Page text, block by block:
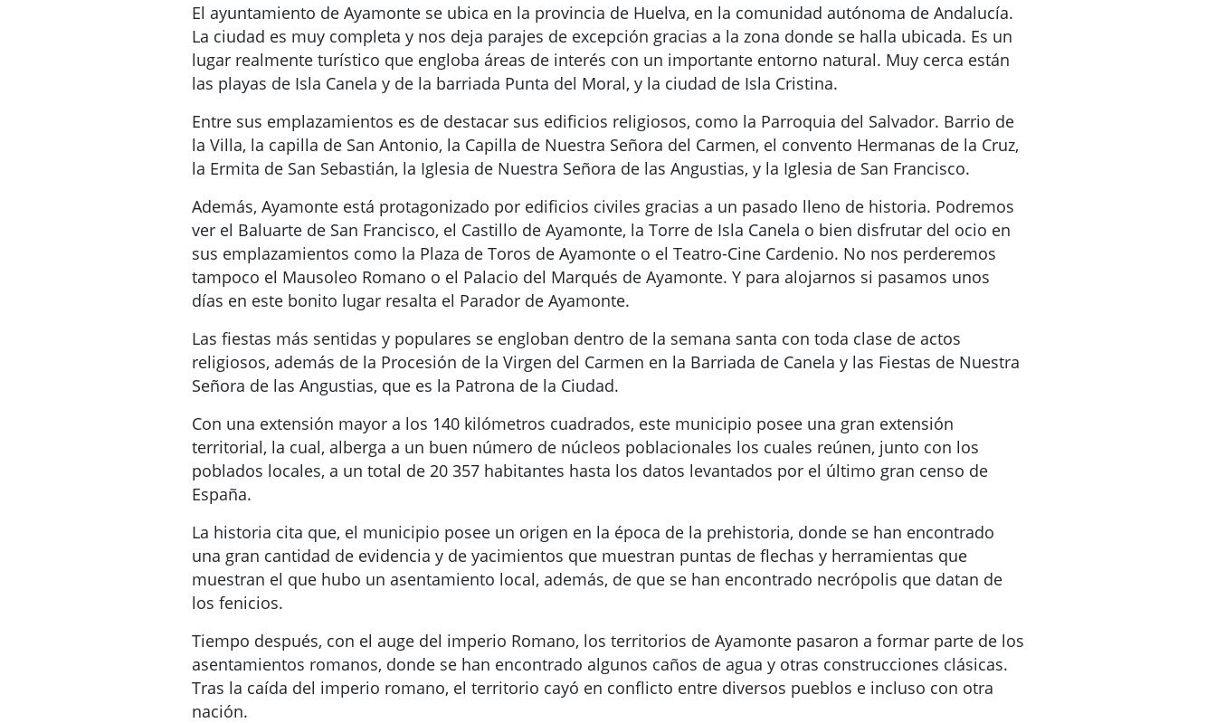
El ayuntamiento de Ayamonte se ubica en la provincia de Huelva, en la comunidad autónoma de Andalucía.
La ciudad es muy completa y nos deja parajes de excepción gracias a la zona donde se halla ubicada. Es un
lugar realmente turístico que engloba áreas de interés con un importante entorno natural. Muy cerca están
las playas de Isla Canela y de la barriada Punta del Moral, y la ciudad de Isla Cristina.
Entre sus emplazamientos es de destacar sus edificios religiosos, como la Parroquia del Salvador. Barrio de
la Villa, la capilla de San Antonio, la Capilla de Nuestra Señora del Carmen, el convento Hermanas de la Cruz,
la Ermita de San Sebastián, la Iglesia de Nuestra Señora de las Angustias, y la Iglesia de San Francisco.
Además, Ayamonte está protagonizado por edificios civiles gracias a un pasado lleno de historia. Podremos
ver el Baluarte de San Francisco, el Castillo de Ayamonte, la Torre de Isla Canela o bien disfrutar del ocio en
sus emplazamientos como la Plaza de Toros de Ayamonte o el Teatro-Cine Cardenio. No nos perderemos
tampoco el Mausoleo Romano o el Palacio del Marqués de Ayamonte. Y para alojarnos si pasamos unos
días en este bonito lugar resalta el Parador de Ayamonte.
Las fiestas más sentidas y populares se engloban dentro de la semana santa con toda clase de actos
religiosos, además de la Procesión de la Virgen del Carmen en la Barriada de Canela y las Fiestas de Nuestra
Señora de las Angustias, que es la Patrona de la Ciudad.
Con una extensión mayor a los 140 kilómetros cuadrados, este municipio posee una gran extensión
territorial, la cual, alberga a un buen número de núcleos poblacionales los cuales reúnen, junto con los
poblados locales, a un total de 20 357 habitantes hasta los datos levantados por el último gran censo de
España.
La historia cita que, el municipio posee un origen en la época de la prehistoria, donde se han encontrado
una gran cantidad de evidencia y de yacimientos que muestran puntas de flechas y herramientas que
muestran el que hubo un asentamiento local, además, de que se han encontrado necrópolis que datan de
los fenicios.
Tiempo después, con el auge del imperio Romano, los territorios de Ayamonte pasaron a formar parte de los
asentamientos romanos, donde se han encontrado algunos caños de agua y otras construcciones clásicas.
Tras la caída del imperio romano, el territorio cayó en conflicto entre diversos pueblos e incluso con otra
nación.